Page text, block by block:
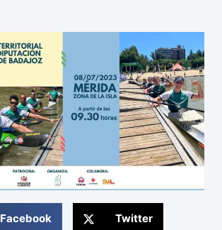
Facebook Twitter